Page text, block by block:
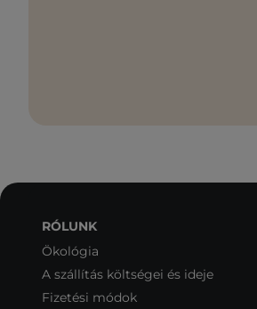
RÓLUNK
Ökológia
A szállítás költségei és ideje
Fizetési módok